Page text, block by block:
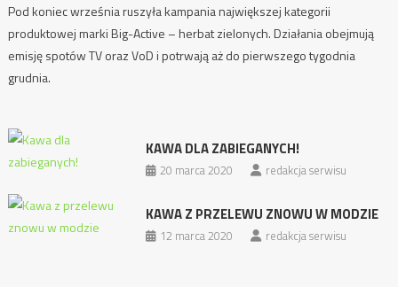
Pod koniec września ruszyła kampania największej kategorii
produktowej marki Big-Active – herbat zielonych. Działania obejmują
emisję spotów TV oraz VoD i potrwają aż do pierwszego tygodnia
grudnia.
KAWA DLA ZABIEGANYCH!
20 marca 2020 redakcja serwisu
KAWA Z PRZELEWU ZNOWU W MODZIE
12 marca 2020 redakcja serwisu